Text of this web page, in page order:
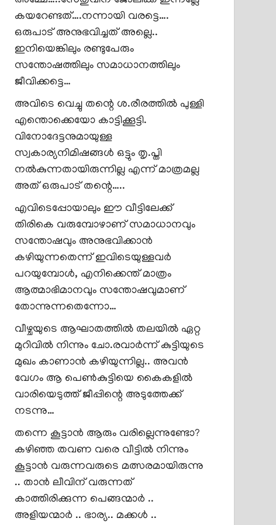
കയറേണ്ടത്….നന്നായി വരട്ടെ….
ഒരുപാട് അനുഭവിച്ചത് അല്ലെ..
ഇനിയെങ്കിലും രണ്ടുപേരും
സന്തോഷത്തിലും സമാധാനത്തിലും
ജീവിക്കട്ടെ…
അവിടെ വെച്ചു തന്റെ ശ.രീരത്തിൽ പുള്ളി
എന്തൊക്കെയോ കാട്ടിക്കൂട്ടി.
വിനോദേട്ടനുമായുള്ള
സ്വകാര്യനിമിഷങ്ങൾ ഒട്ടും തൃ.പ്തി
നൽകുന്നതായിരുന്നില്ല എന്ന് മാത്രമല്ല
അത് ഒരുപാട് തന്റെ…..
എവിടെപ്പോയാലും ഈ വീട്ടിലേക്ക്
തിരികെ വരുമ്പോഴാണ് സമാധാനവും
സന്തോഷവും അനുഭവിക്കാൻ
കഴിയുന്നതെന്ന് ഇവിടെയുള്ളവർ
പറയുമ്പോൾ, എനിക്കെന്ത് മാത്രം
ആത്മാഭിമാനവും സന്തോഷവുമാണ്
തോന്നുന്നതെന്നോ…
വീഴ്ചയുടെ ആഘാതത്തിൽ തലയിൽ ഏറ്റ
മുറിവിൽ നിന്നും ചോ.രവാർന്ന് കുട്ടിയുടെ
മുഖം കാണാൻ കഴിയുന്നില്ല.. അവൻ
വേഗം ആ പെൺകുട്ടിയെ കൈകളിൽ
വാരിയെടുത്ത് ജീപ്പിന്റെ അടുത്തേക്ക്
നടന്നു…
തന്നെ കൂട്ടാൻ ആരും വരില്ലെന്നുണ്ടോ?
കഴിഞ്ഞ തവണ വരെ വീട്ടിൽ നിന്നും
കൂട്ടാൻ വരുന്നവരുടെ മത്സരമായിരുന്നു
.. താൻ ലീവിന് വരുന്നത്
കാത്തിരിക്കുന്ന പെങ്ങന്മാർ ..
അളിയന്മാർ .. ഭാര്യ.. മക്കൾ ..